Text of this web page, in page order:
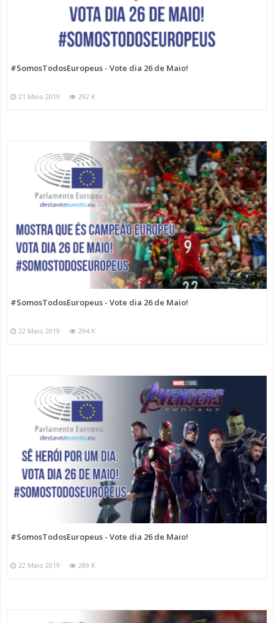
#SomosTodosEuropeus - Vote dia 26 de Maio!
21 Maio 2019 292 K
#SomosTodosEuropeus - Vote dia 26 de Maio!
22 Maio 2019 294 K
#SomosTodosEuropeus - Vote dia 26 de Maio!
22 Maio 2019 289 K